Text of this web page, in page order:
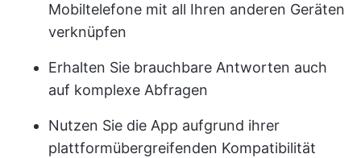
Mobiltelefone mit all Ihren anderen Geräten
verknüpfen
Erhalten Sie brauchbare Antworten auch
auf komplexe Abfragen
Nutzen Sie die App aufgrund ihrer
plattformübergreifenden Kompatibilität